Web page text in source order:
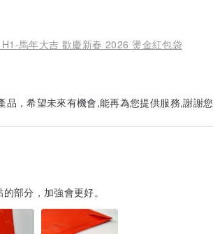
馬年大吉 歡慶新春 2026 燙金紅包袋
品，希望未來有機會,能再為您提供服務,謝謝您
部分，加強會更好。